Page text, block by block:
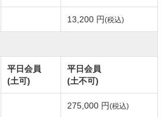
13,200 円(税込)
平日会員
(土可)
平日会員
(土不可)
275,000 円(税込)